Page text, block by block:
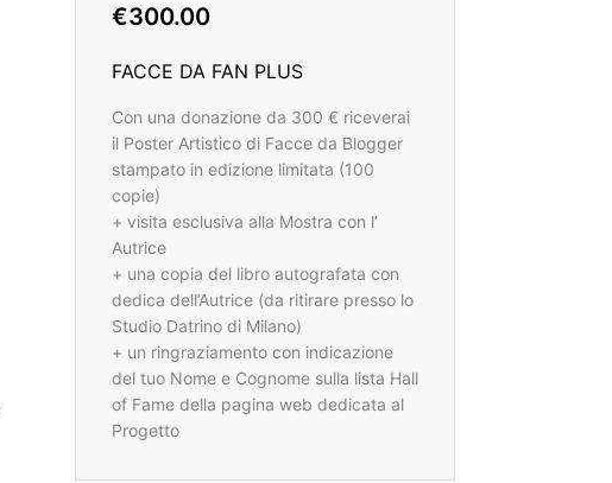
€300.00
FACCE DA FAN PLUS
Con una donazione da 300 € riceverai
il Poster Artistico di Facce da Blogger
stampato in edizione limitata (100
copie)
+ visita esclusiva alla Mostra con l’
Autrice
+ una copia del libro autografata con
dedica dell’Autrice (da ritirare presso lo
Studio Datrino di Milano)
+ un ringraziamento con indicazione
del tuo Nome e Cognome sulla lista Hall
of Fame della pagina web dedicata al
Progetto